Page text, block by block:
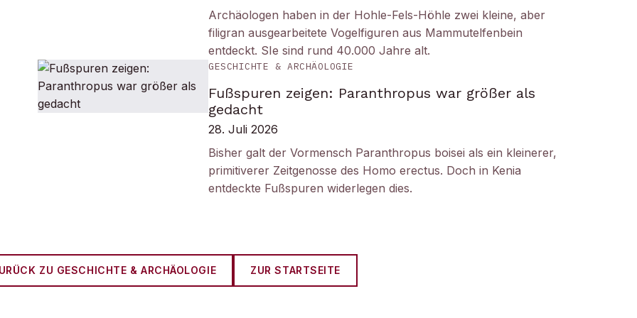
Archäologen haben in der Hohle-Fels-Höhle zwei kleine, aber
filigran ausgearbeitete Vogelfiguren aus Mammutelfenbein
entdeckt. SIe sind rund 40.000 Jahre alt.
GESCHICHTE & ARCHÄOLOGIE
Fußspuren zeigen: Paranthropus war größer als
gedacht
28. Juli 2026
Bisher galt der Vormensch Paranthropus boisei als ein kleinerer,
primitiverer Zeitgenosse des Homo erectus. Doch in Kenia
entdeckte Fußspuren widerlegen dies.
ZU GESCHICHTE & ARCHÄOLOGIE ZUR STARTSEITE